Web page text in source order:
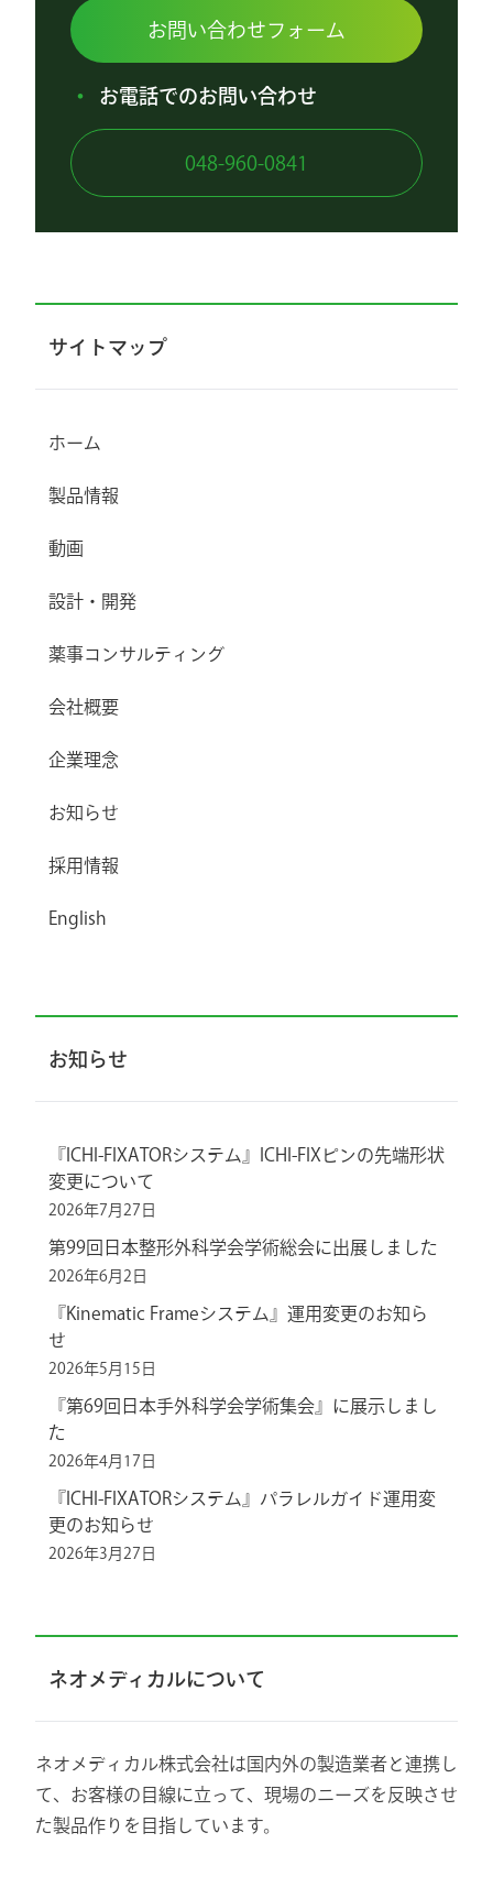
お問い合わせフォーム
お電話でのお問い合わせ
048-960-0841
サイトマップ
ホーム
製品情報
動画
設計・開発
薬事コンサルティング
会社概要
企業理念
お知らせ
採用情報
English
お知らせ
『ICHI-FIXATORシステム』ICHI-FIXピンの先端形状
変更について
2026年7月27日
第99回日本整形外科学会学術総会に出展しました
2026年6月2日
『Kinematic Frameシステム』運用変更のお知ら
せ
2026年5月15日
『第69回日本手外科学会学術集会』に展示しまし
た
2026年4月17日
『ICHI-FIXATORシステム』パラレルガイド運用変
更のお知らせ
2026年3月27日
ネオメディカルについて
ネオメディカル株式会社は国内外の製造業者と連携し
て、お客様の目線に立って、現場のニーズを反映させ
た製品作りを目指しています。